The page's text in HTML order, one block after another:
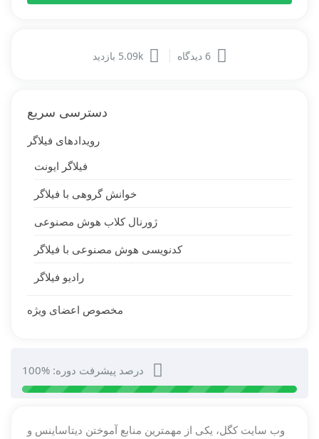
6 دیدگاه 5.09k بازدید
دسترسی سریع
رویدادهای فیلاگر
فیلاگر ایونت
خوانش گروهی با فیلاگر
ژورنال کلاب هوش مصنوعی
کدنویسی هوش مصنوعی با فیلاگر
رادیو فیلاگر
مخصوص اعضای ویژه
درصد پیشرفت دوره: %100
وب سایت کگل، یکی از مهمترین منابع آموختن دیتاساینس و